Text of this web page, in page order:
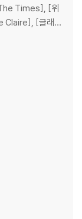
The Times], [위
Claire], [글래머
꾸준히 글을 싣
닌 요리사이기